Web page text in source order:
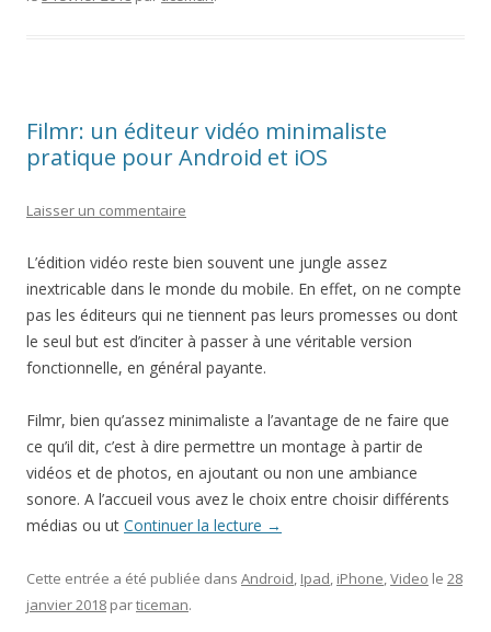
Filmr: un éditeur vidéo minimaliste
pratique pour Android et iOS
Laisser un commentaire
L’édition vidéo reste bien souvent une jungle assez
inextricable dans le monde du mobile. En effet, on ne compte
pas les éditeurs qui ne tiennent pas leurs promesses ou dont
le seul but est d’inciter à passer à une véritable version
fonctionnelle, en général payante.
Filmr, bien qu’assez minimaliste a l’avantage de ne faire que
ce qu’il dit, c’est à dire permettre un montage à partir de
vidéos et de photos, en ajoutant ou non une ambiance
sonore. A l’accueil vous avez le choix entre choisir différents
médias ou ut Continuer la lecture →
Cette entrée a été publiée dans Android, Ipad, iPhone,Video le 28
janvier 2018 particeman.